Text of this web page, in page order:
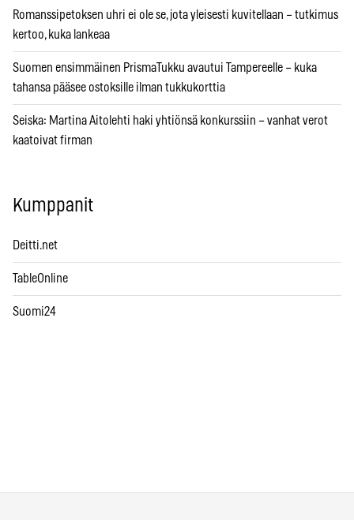
Romanssipetoksen uhri ei ole se, jota yleisesti kuvitellaan – tutkimus
kertoo, kuka lankeaa
Suomen ensimmäinen PrismaTukku avautui Tampereelle – kuka
tahansa pääsee ostoksille ilman tukkukorttia
Seiska: Martina Aitolehti haki yhtiönsä konkurssiin – vanhat verot
kaatoivat firman
Kumppanit
Deitti.net
TableOnline
Suomi24